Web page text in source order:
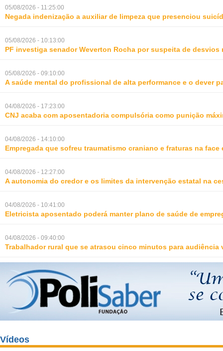
05/08/2026 - 11:25:00
Negada indenização a auxiliar de limpeza que presenciou
05/08/2026 - 10:13:00
PF investiga senador Weverton Rocha por suspeita de desvios
05/08/2026 - 09:10:00
A saúde mental do profissional de alta performance e o dever
04/08/2026 - 17:23:00
CNJ acaba com aposentadoria compulsória como punição
04/08/2026 - 14:10:00
Empregada que sofreu traumatismo craniano e fraturas na
04/08/2026 - 12:27:00
A autonomia do credor e os limites da intervenção estatal na
04/08/2026 - 10:41:00
Eletricista aposentado poderá manter plano de saúde de
04/08/2026 - 09:40:00
Trabalhador rural que se atrasou cinco minutos para
Vídeos